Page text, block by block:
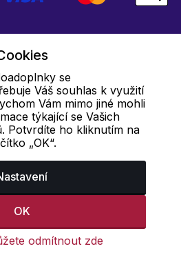
se
Váš souhlas k využití
Vám mimo jiné mohli
týkající se Vašich
Potvrdíte ho kliknutím na
„OK“.
OK
odmítnout zde